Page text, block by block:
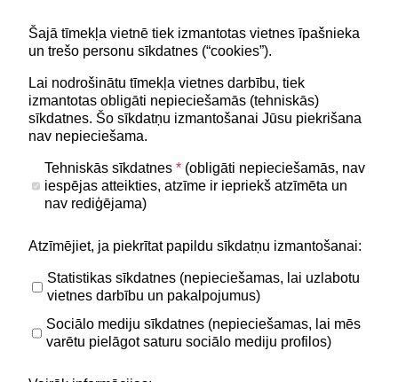
Šajā tīmekļa vietnē tiek izmantotas vietnes īpašnieka
un trešo personu sīkdatnes (“cookies”).
Lai nodrošinātu tīmekļa vietnes darbību, tiek
izmantotas obligāti nepieciešamās (tehniskās)
sīkdatnes. Šo sīkdatņu izmantošanai Jūsu piekrišana
nav nepieciešama.
Tehniskās sīkdatnes *(obligāti nepieciešamās, nav
iespējas atteikties, atzīme ir iepriekš atzīmēta un
nav rediģējama)
Atzīmējiet, ja piekrītat papildu sīkdatņu izmantošanai:
Statistikas sīkdatnes (nepieciešamas, lai uzlabotu
vietnes darbību un pakalpojumus)
Sociālo mediju sīkdatnes (nepieciešamas, lai mēs
varētu pielāgot saturu sociālo mediju profilos)
Lapa atjaunota 23.07.2026
Noderīgi
Privātuma politika
BIS lietošanas noteikumi
Lapas karte
BIS atbalsta dienesta tālrunis: